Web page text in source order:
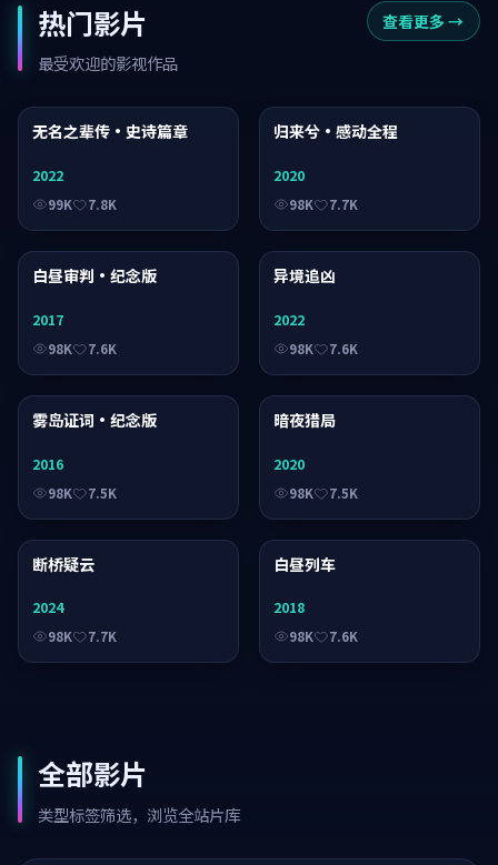
热门影片
最受欢迎的影视作品
查看更多 →
无名之辈传·史诗篇章
2022
99K 7.8K
归来兮·感动全程
2020
98K 7.7K
白昼审判·纪念版
2017
98K 7.6K
异境追凶
2022
98K 7.6K
雾岛证词·纪念版
2016
98K 7.5K
暗夜猎局
2020
98K 7.5K
断桥疑云
2024
98K 7.7K
白昼列车
2018
98K 7.6K
全部影片
类型标签筛选，浏览全站片库